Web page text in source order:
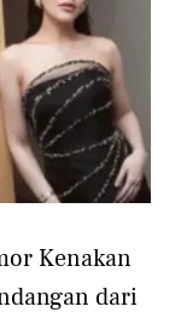
Kenakan
dari